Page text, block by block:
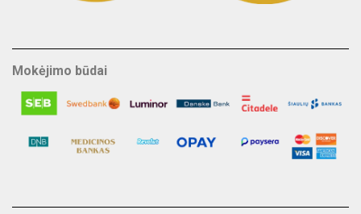
Mokėjimo būdai